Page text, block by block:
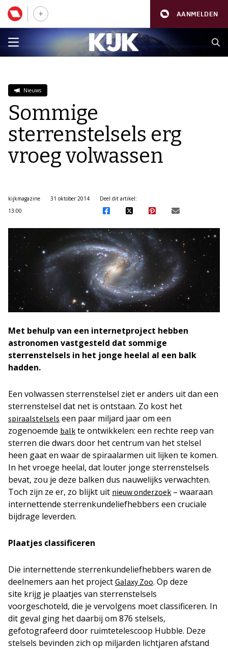
AANMELDEN
Nieuws
Sommige
sterrenstelsels erg
vroeg volwassen
kijkmagazine
31 oktober 2014
13:00
Deel dit artikel:
Met behulp van een internetproject hebben
astronomen vastgesteld dat sommige
sterrenstelsels in het jonge heelal al een balk
hadden.
Een volwassen sterrenstelsel ziet er anders uit dan een
sterrenstelsel dat net is ontstaan. Zo kost het
spiraalstelsels een paar miljard jaar om een
zogenoemde balk te ontwikkelen: een rechte reep van
sterren die dwars door het centrum van het stelsel
heen gaat en waar de spiraalarmen uit lijken te komen.
In het vroege heelal, dat louter jonge sterrenstelsels
bevat, zou je deze balken dus nauwelijks verwachten.
Toch zijn ze er, zo blijkt uit nieuw onderzoek – waaraan
internettende sterrenkundeliefhebbers een cruciale
bijdrage leverden.
Plaatjes classificeren
Die internettende sterrenkundeliefhebbers waren de
deelnemers aan het project Galaxy Zoo. Op deze
site krijg je plaatjes van sterrenstelsels
voorgeschoteld, die je vervolgens moet classificeren. In
dit geval ging het daarbij om 876 stelsels,
gefotografeerd door ruimtetelescoop Hubble. Deze
stelsels bevinden zich op miljarden lichtjaren afstand